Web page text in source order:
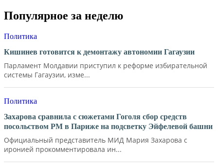
Популярное за неделю
Политика
Кишинев готовится к демонтажу автономии Гагаузии
Парламент Молдавии приступил к реформе избирательной
системы Гагаузии, изме...
Политика
Захарова сравнила с сюжетами Гоголя сбор средств
посольством РМ в Париже на подсветку Эйфелевой башни
Официальный представитель МИД Мария Захарова с
иронией прокомментировала ин...